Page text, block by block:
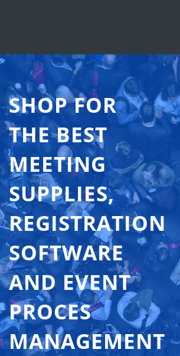
SHOP FOR
THE BEST
MEETING
SUPPLIES,
REGISTRATION
SOFTWARE
AND EVENT
PROCES
MANAGEMENT